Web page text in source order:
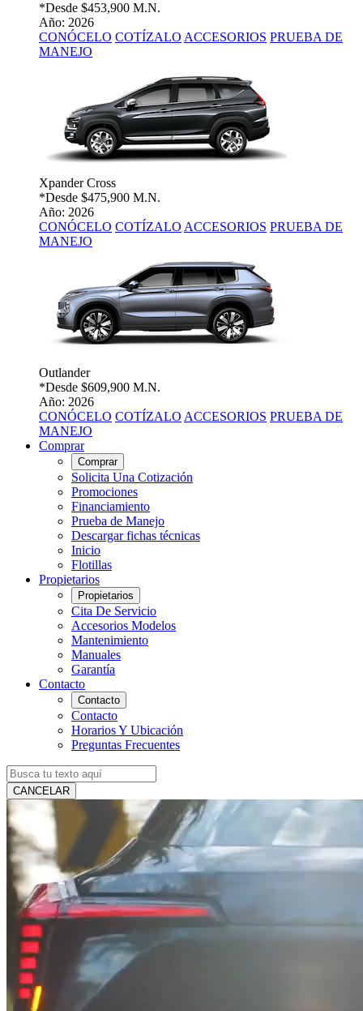
*Desde $453,900 M.N.
Año: 2026
CONÓCELO COTÍZALO ACCESORIOS PRUEBA DE
MANEJO
Xpander Cross
*Desde $475,900 M.N.
Año: 2026
CONÓCELO COTÍZALO ACCESORIOS PRUEBA DE
MANEJO
Outlander
*Desde $609,900 M.N.
Año: 2026
CONÓCELO COTÍZALO ACCESORIOS PRUEBA DE
MANEJO
Comprar
Comprar
Solicita Una Cotización
Promociones
Financiamiento
Prueba de Manejo
Descargar fichas técnicas
Inicio
Flotillas
Propietarios
Propietarios
Cita De Servicio
Accesorios Modelos
Mantenimiento
Manuales
Garantía
Contacto
Contacto
Contacto
Horarios Y Ubicación
Preguntas Frecuentes
CANCELAR